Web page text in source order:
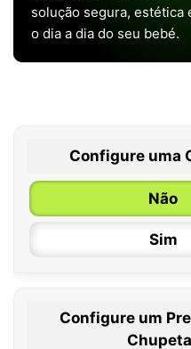
solução segura, estética
o dia a dia do seu bebé.
Configure uma
Não
Sim
0 / 6
Configure um